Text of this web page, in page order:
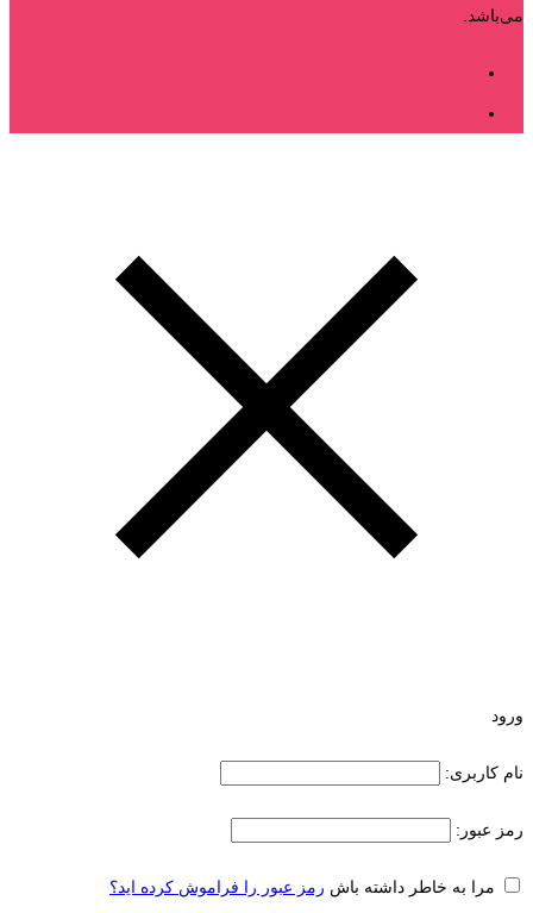
می‌باشد.
ورود
نام کاربری:
رمز عبور:
مرا به خاطر داشته باش رمز عبور را فراموش کرده اید؟